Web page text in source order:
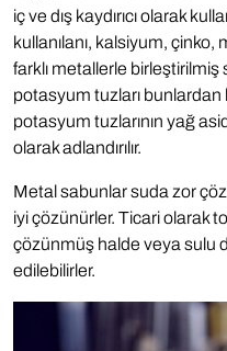
iç ve dış kaydırıcı olarak
kullanılanı, kalsiyum,
farklı metallerle
potasyum tuzları
potasyum tuzlarının yağ
olarak adlandırılır.
Metal sabunlar suda zor
iyi çözünürler. Ticari olarak
çözünmüş halde veya sulu
edilebilirler.